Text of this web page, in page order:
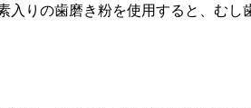
入りの歯磨き粉を使用すると、むし